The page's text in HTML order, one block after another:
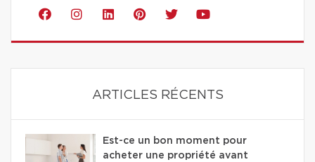
ARTICLES RÉCENTS
Est-ce un bon moment pour
acheter une propriété avant